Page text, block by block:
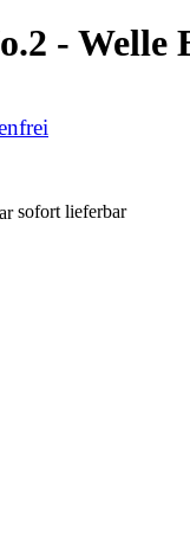
- Welle
sofort lieferbar